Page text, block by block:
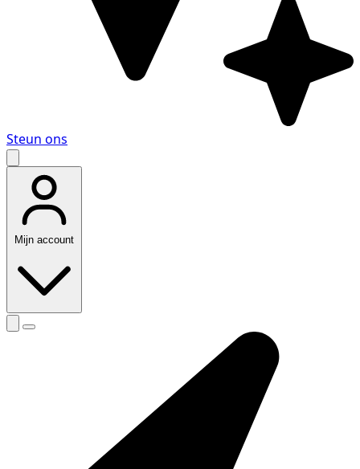
Steun ons
Mijn account